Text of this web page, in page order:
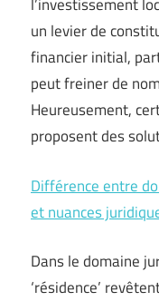
un levier de
financier initial,
peut freiner de
Heureusement,
proposent des
Différence entre
et nuances
Dans le domaine
‘résidence’